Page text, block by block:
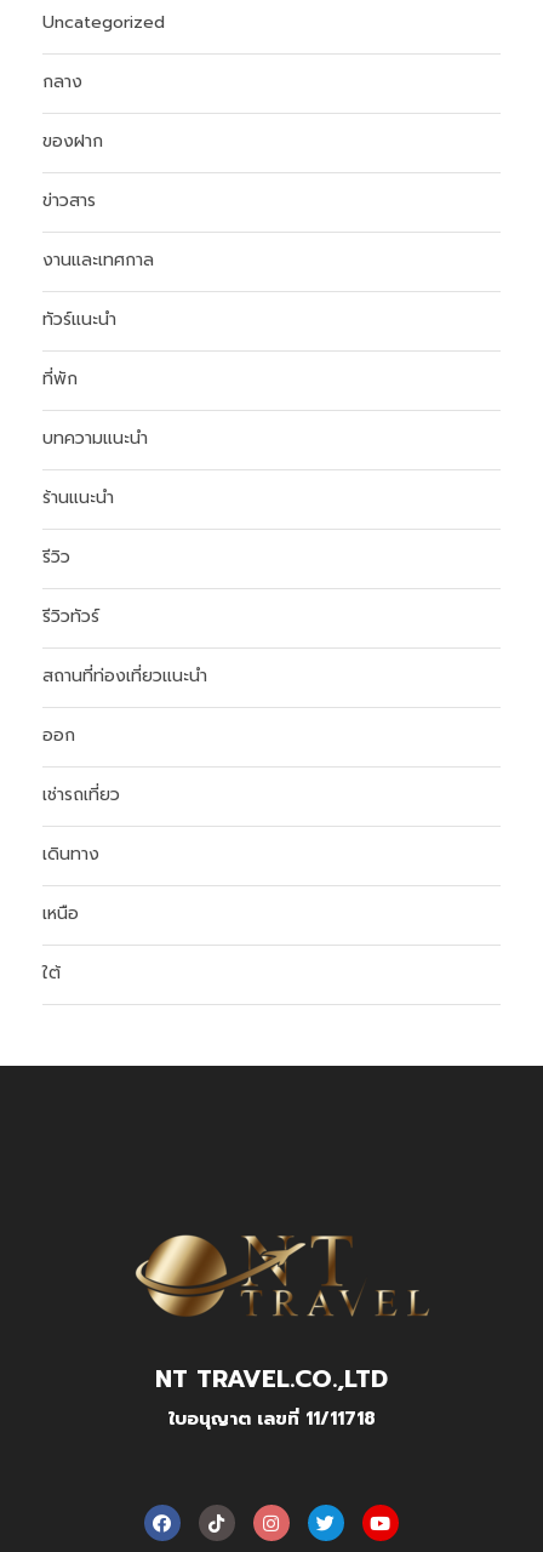
Uncategorized
กลาง
ของฝาก
ข่าวสาร
งานและเทศกาล
ทัวร์แนะนำ
ที่พัก
บทความแนะนำ
ร้านแนะนำ
รีวิว
รีวิวทัวร์
สถานที่ท่องเที่ยวแนะนำ
ออก
เช่ารถเที่ยว
เดินทาง
เหนือ
ใต้
NT TRAVEL.CO.,LTD
ใบอนุญาต เลขที่ 11/11718